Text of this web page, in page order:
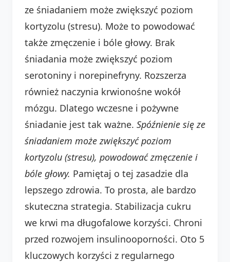
ze śniadaniem może zwiększyć poziom
kortyzolu (stresu). Może to powodować
także zmęczenie i bóle głowy. Brak
śniadania może zwiększyć poziom
serotoniny i norepinefryny. Rozszerza
również naczynia krwionośne wokół
mózgu. Dlatego wczesne i pożywne
śniadanie jest tak ważne. Spóźnienie się ze
śniadaniem może zwiększyć poziom
kortyzolu (stresu), powodować zmęczenie i
bóle głowy. Pamiętaj o tej zasadzie dla
lepszego zdrowia. To prosta, ale bardzo
skuteczna strategia. Stabilizacja cukru
we krwi ma długofalowe korzyści. Chroni
przed rozwojem insulinooporności. Oto 5
kluczowych korzyści z regularnego